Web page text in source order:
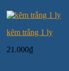
kẽm trắng 1 ly
21.000₫